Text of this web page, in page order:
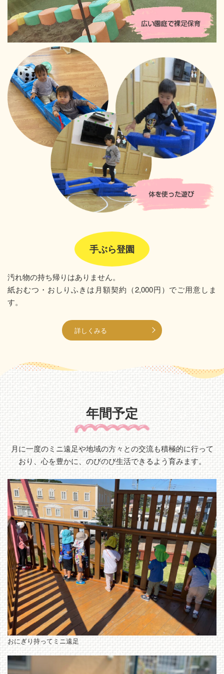
手ぶら登園
汚れ物の持ち帰りはありません。
紙おむつ・おしりふきは月額契約（2,000円）でご用意しま
す。
詳しくみる
年間予定
月に一度のミニ遠足や地域の方々との交流も積極的に行って
おり、心を豊かに、のびのび生活できるよう育みます。
おにぎり持ってミニ遠足